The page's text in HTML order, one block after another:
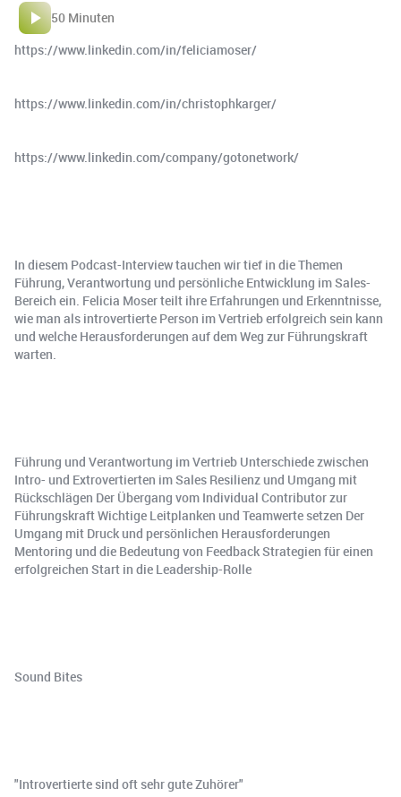
50 Minuten
https://www.linkedin.com/in/feliciamoser/
https://www.linkedin.com/in/christophkarger/
https://www.linkedin.com/company/gotonetwork/
In diesem Podcast-Interview tauchen wir tief in die Themen
Führung, Verantwortung und persönliche Entwicklung im Sales-
Bereich ein. Felicia Moser teilt ihre Erfahrungen und Erkenntnisse,
wie man als introvertierte Person im Vertrieb erfolgreich sein kann
und welche Herausforderungen auf dem Weg zur Führungskraft
warten.
Führung und Verantwortung im Vertrieb Unterschiede zwischen
Intro- und Extrovertierten im Sales Resilienz und Umgang mit
Rückschlägen Der Übergang vom Individual Contributor zur
Führungskraft Wichtige Leitplanken und Teamwerte setzen Der
Umgang mit Druck und persönlichen Herausforderungen
Mentoring und die Bedeutung von Feedback Strategien für einen
erfolgreichen Start in die Leadership-Rolle
Sound Bites
"Introvertierte sind oft sehr gute Zuhörer"